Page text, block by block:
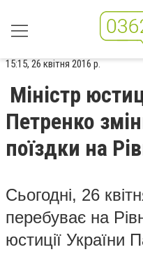
15:15, 26 квітня 2016 р.
Міністр
Петренко
поїздки на
Сьогодні, 26
перебуває на
юстиції України